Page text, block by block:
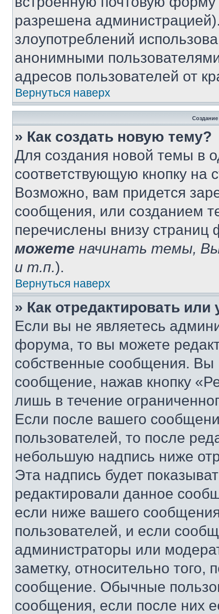
разрешена
злоупотреблений
анонимными
адресов пользователей от
Вернуться наверх
» Как создать новую тему?
Для создания новой темы в
соответствующую кнопку
Возможно, вам придется
сообщения, или созданием
перечислены внизу
можете начинать темы,
и т.п.).
Вернуться наверх
» Как отредактировать
Если вы не являетесь
форума, то вы можете
собственные сообщения. Вы
сообщение, нажав кнопку
лишь в течение
Если после вашего
пользователей, то после
небольшую надпись ниже
Эта надпись будет
редактировали данное
если ниже вашего
пользователей, и если
администраторы или
заметку, относительно
сообщение. Обычные
сообщения, если после них